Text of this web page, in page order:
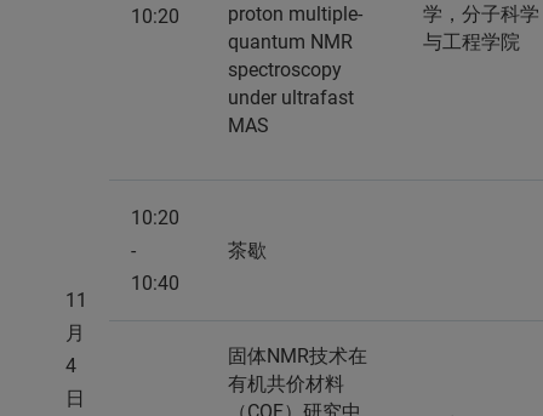
11
月
4
日
10:20
proton multiple-
quantum NMR
spectroscopy
under ultrafast
MAS
学，分子科学
与工程学院
10:20
-
10:40
茶歇
固体NMR技术在
有机共价材料